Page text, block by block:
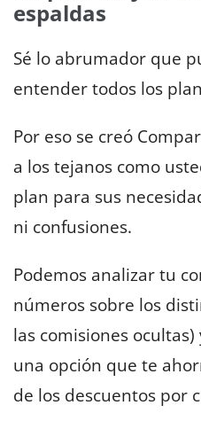
espaldas
Sé lo abrumador que
entender todos los
Por eso se creó
a los tejanos como
plan para sus
ni confusiones.
Podemos analizar tu
números sobre los
las comisiones
una opción que te
de los descuentos por